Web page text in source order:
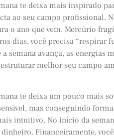
te deixa mais inspirado
ao seu campo profissional.
o ano que vem. Mercúrio
dias, você precisa “respirar
semana avança, as energias
melhor seu campo
te deixa um pouco mais
mas conseguindo
intuitivo. No início da
Financeiramente,